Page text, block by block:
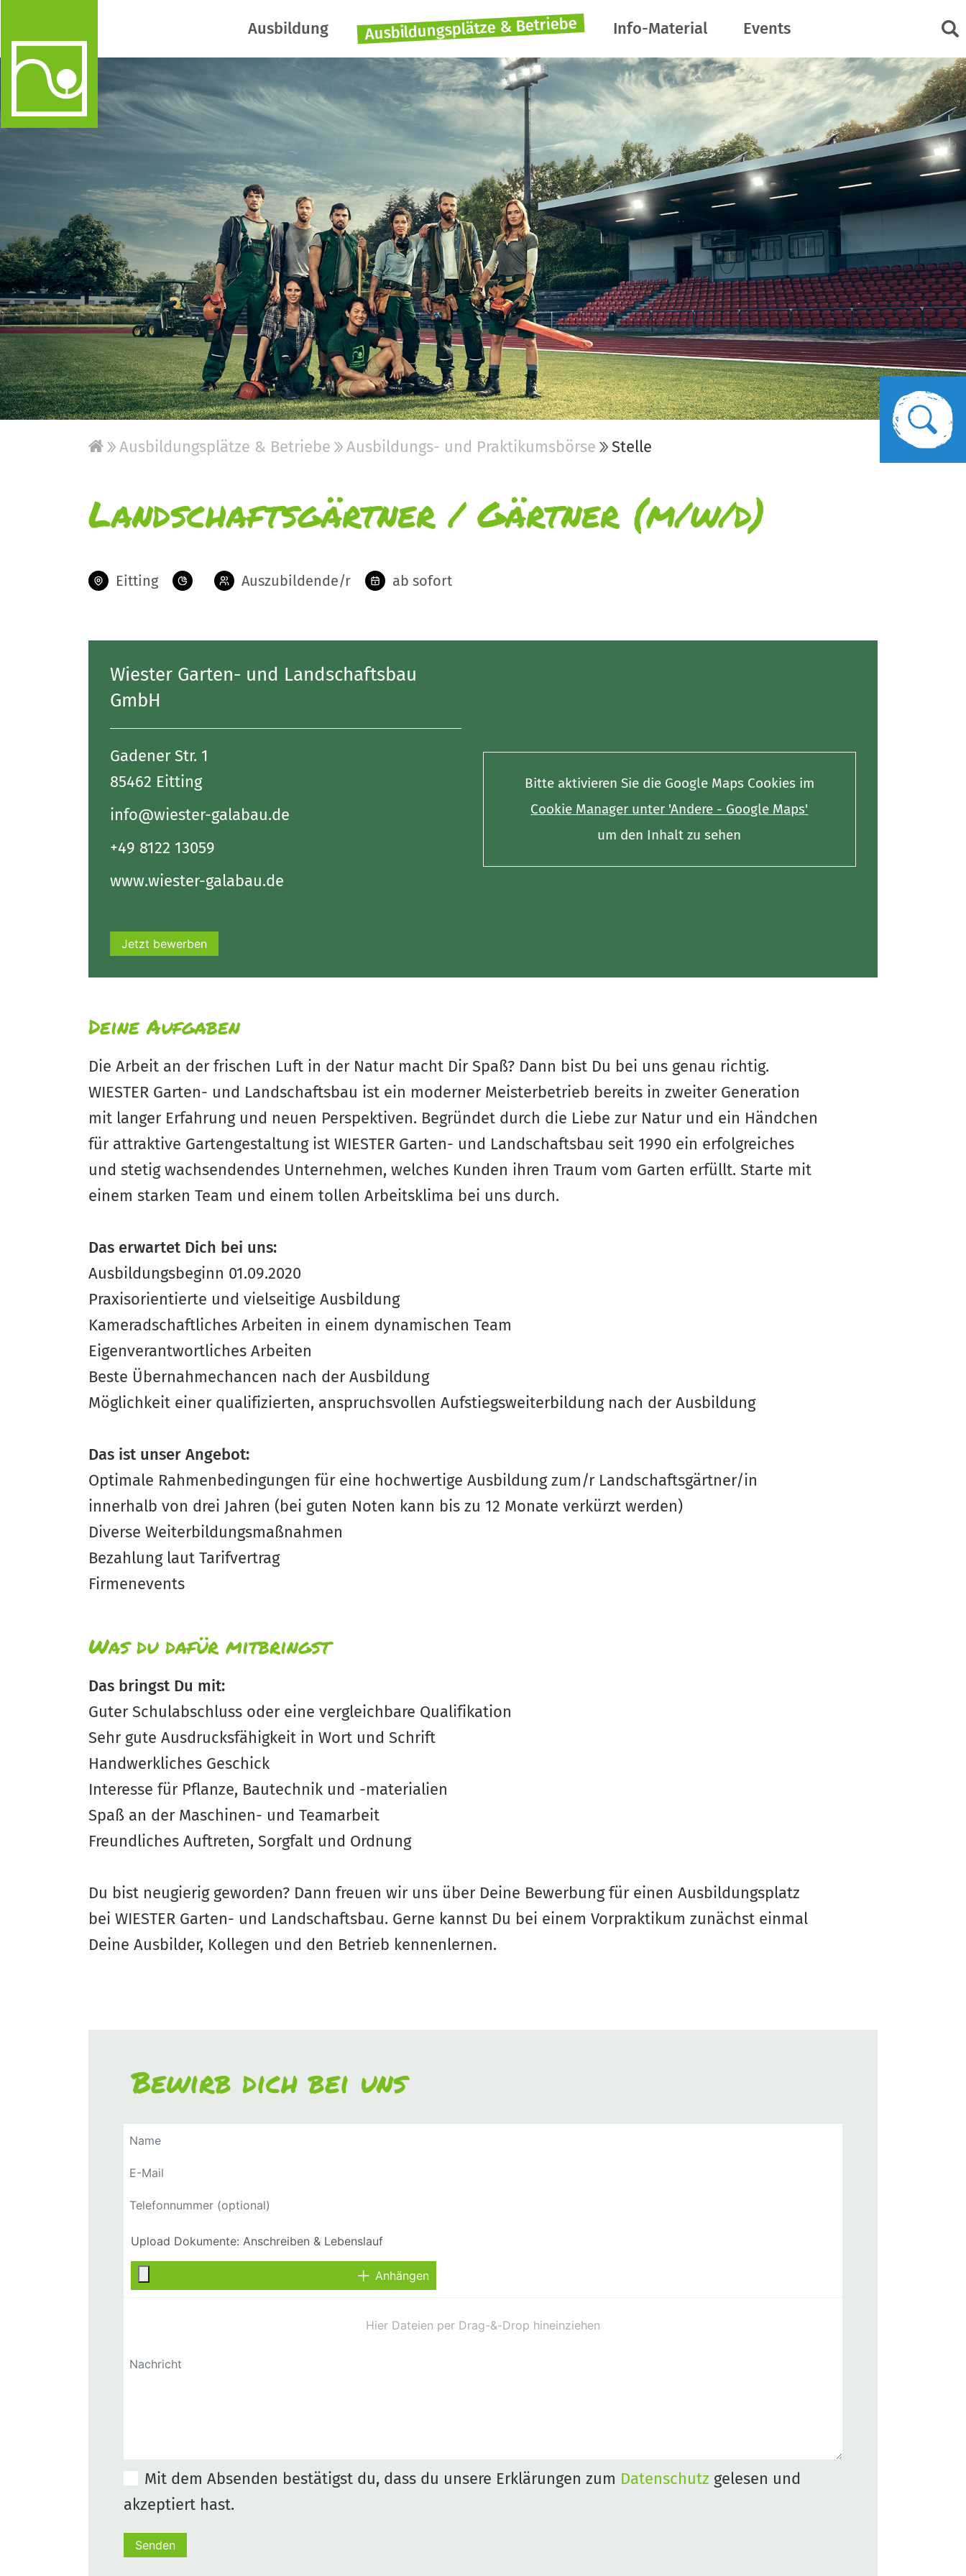
Ausbildung Ausbildungsplätze & Betriebe Info-Material Events
Ausbildungsplätze & Betriebe Ausbildungs- und Praktikumsbörse Stelle
Landschaftsgärtner / Gärtner (m/w/d)
Eitting Auszubildende/r ab sofort
Wiester Garten- und Landschaftsbau
GmbH
Gadener Str. 1
85462 Eitting
info@wiester-galabau.de
+49 8122 13059
www.wiester-galabau.de
Jetzt bewerben
Bitte aktivieren Sie die Google Maps Cookies im
Cookie Manager unter 'Andere - Google Maps'
um den Inhalt zu sehen
Deine Aufgaben
Die Arbeit an der frischen Luft in der Natur macht Dir Spaß? Dann bist Du bei uns genau richtig.
WIESTER Garten- und Landschaftsbau ist ein moderner Meisterbetrieb bereits in zweiter Generation
mit langer Erfahrung und neuen Perspektiven. Begründet durch die Liebe zur Natur und ein Händchen
für attraktive Gartengestaltung ist WIESTER Garten- und Landschaftsbau seit 1990 ein erfolgreiches
und stetig wachsendendes Unternehmen, welches Kunden ihren Traum vom Garten erfüllt. Starte mit
einem starken Team und einem tollen Arbeitsklima bei uns durch.
Das erwartet Dich bei uns:
Ausbildungsbeginn 01.09.2020
Praxisorientierte und vielseitige Ausbildung
Kameradschaftliches Arbeiten in einem dynamischen Team
Eigenverantwortliches Arbeiten
Beste Übernahmechancen nach der Ausbildung
Möglichkeit einer qualifizierten, anspruchsvollen Aufstiegsweiterbildung nach der Ausbildung
Das ist unser Angebot:
Optimale Rahmenbedingungen für eine hochwertige Ausbildung zum/r Landschaftsgärtner/in
innerhalb von drei Jahren (bei guten Noten kann bis zu 12 Monate verkürzt werden)
Diverse Weiterbildungsmaßnahmen
Bezahlung laut Tarifvertrag
Firmenevents
Was du dafür mitbringst
Das bringst Du mit:
Guter Schulabschluss oder eine vergleichbare Qualifikation
Sehr gute Ausdrucksfähigkeit in Wort und Schrift
Handwerkliches Geschick
Interesse für Pflanze, Bautechnik und -materialien
Spaß an der Maschinen- und Teamarbeit
Freundliches Auftreten, Sorgfalt und Ordnung
Du bist neugierig geworden? Dann freuen wir uns über Deine Bewerbung für einen Ausbildungsplatz
bei WIESTER Garten- und Landschaftsbau. Gerne kannst Du bei einem Vorpraktikum zunächst einmal
Deine Ausbilder, Kollegen und den Betrieb kennenlernen.
Bewirb dich bei uns
Anhängen
Mit dem Absenden bestätigst du, dass du unsere Erklärungen zum Datenschutz gelesen und
akzeptiert hast.
Senden